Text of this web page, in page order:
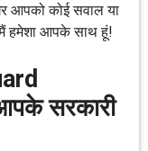
आपको कोई सवाल या
हमेशा आपके साथ हूं!
सरकारी